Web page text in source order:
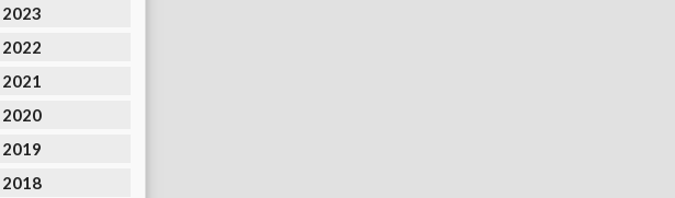
2023
2022
2021
2020
2019
2018